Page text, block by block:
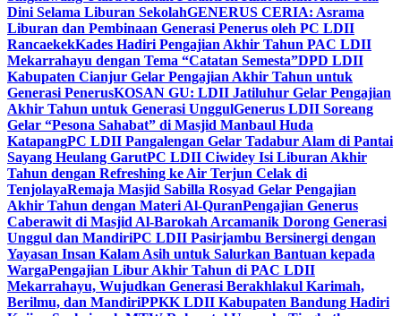
Dini Selama Liburan SekolahGENERUS CERIA: Asrama
Liburan dan Pembinaan Generasi Penerus oleh PC LDII
RancaekekKades Hadiri Pengajian Akhir Tahun PAC LDII
Mekarrahayu dengan Tema “Catatan Semesta”DPD LDII
Kabupaten Cianjur Gelar Pengajian Akhir Tahun untuk
Generasi PenerusKOSAN GU: LDII Jatiluhur Gelar Pengajian
Akhir Tahun untuk Generasi UnggulGenerus LDII Soreang
Gelar “Pesona Sahabat” di Masjid Manbaul Huda
KatapangPC LDII Pangalengan Gelar Tadabur Alam di Pantai
Sayang Heulang GarutPC LDII Ciwidey Isi Liburan Akhir
Tahun dengan Refreshing ke Air Terjun Celak di
TenjolayaRemaja Masjid Sabilla Rosyad Gelar Pengajian
Akhir Tahun dengan Materi Al-QuranPengajian Generus
Caberawit di Masjid Al-Barokah Arcamanik Dorong Generasi
Unggul dan MandiriPC LDII Pasirjambu Bersinergi dengan
Yayasan Insan Kalam Asih untuk Salurkan Bantuan kepada
WargaPengajian Libur Akhir Tahun di PAC LDII
Mekarrahayu, Wujudkan Generasi Berakhlakul Karimah,
Berilmu, dan MandiriPPKK LDII Kabupaten Bandung Hadiri